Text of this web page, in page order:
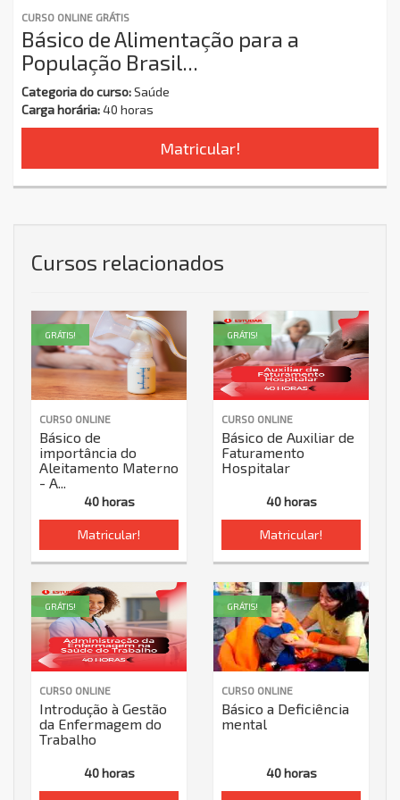
CURSO ONLINE GRÁTIS
Básico de Alimentação para a
População Brasil...
Categoria do curso:Saúde
Carga horária:40 horas
Matricular!
Cursos relacionados
CURSO ONLINE
Básico de
importância do
Aleitamento Materno
- A...
40 horas
Matricular!
GRÁTIS!
CURSO ONLINE
Básico de Auxiliar de
Faturamento
Hospitalar
40 horas
Matricular!
GRÁTIS!
CURSO ONLINE
Introdução à Gestão
da Enfermagem do
Trabalho
40 horas
GRÁTIS!
CURSO ONLINE
Básico a Deficiência
mental
40 horas
GRÁTIS!